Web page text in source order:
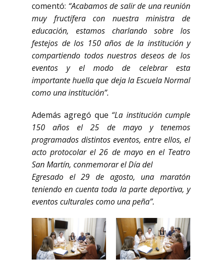
comentó: “Acabamos de salir de una reunión
muy fructífera con nuestra ministra de
educación, estamos charlando sobre los
festejos de los 150 años de la institución y
compartiendo todos nuestros deseos de los
eventos y el modo de celebrar esta
importante huella que deja la Escuela Normal
como una institución”.
Además agregó que “La institución cumple
150 años el 25 de mayo y tenemos
programados distintos eventos, entre ellos, el
acto protocolar el 26 de mayo en el Teatro
San Martín, conmemorar el Día del
Egresado el 29 de agosto, una maratón
teniendo en cuenta toda la parte deportiva, y
eventos culturales como una peña”.